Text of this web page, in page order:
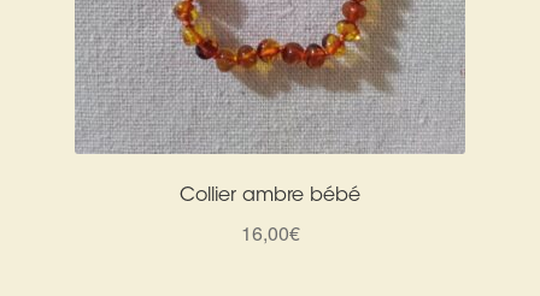
Collier ambre bébé
16,00€